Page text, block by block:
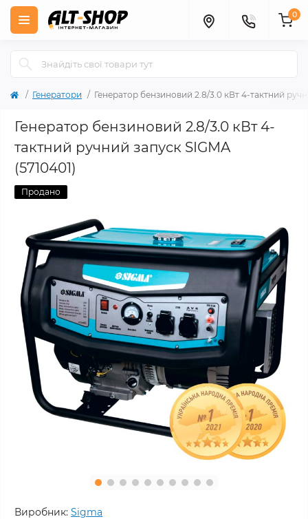
0
Генератори Генератор бензиновий 2.8/3.0 кВт 4-тактний
Генератор бензиновий 2.8/3.0 кВт 4-
тактний ручний запуск SIGMA
(5710401)
Продано
Виробник: Sigma